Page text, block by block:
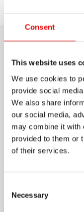
Consent
This website uses
We use cookies to
provide social
We also share
our social media,
may combine it with
provided to them or
of their services.
Necessary
La RR 411
des profils de jantes. Dès l’instant où
fondu jusqu’au
conception a
de ce formidable métal qu’est l’aluminium.
Résultat: une jante très
Afficher plus
ALUMINIUM